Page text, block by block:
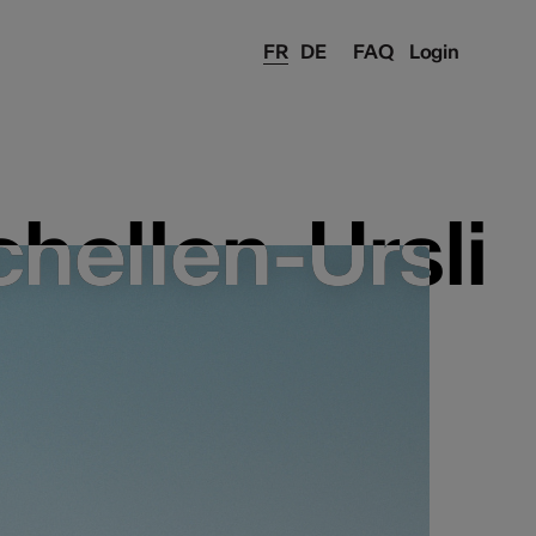
FAQ Login
FR DE
Ursli
Ursli